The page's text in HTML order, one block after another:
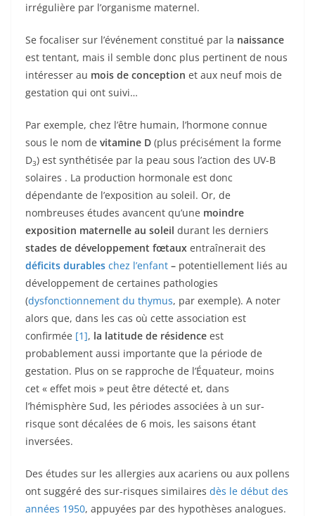
irrégulière par l’organisme maternel.
Se focaliser sur l’événement constitué par la naissance
est tentant, mais il semble donc plus pertinent de nous
intéresser au mois de conception et aux neuf mois de
gestation qui ont suivi…
Par exemple, chez l’être humain, l’hormone connue
sous le nom de vitamine D (plus précisément la forme
D3) est synthétisée par la peau sous l’action des UV-B
solaires . La production hormonale est donc
dépendante de l’exposition au soleil. Or, de
nombreuses études avancent qu’une moindre
exposition maternelle au soleil durant les derniers
stades de développement fœtaux entraînerait des
déficits durables chez l’enfant – potentiellement liés au
développement de certaines pathologies
(dysfonctionnement du thymus, par exemple). A noter
alors que, dans les cas où cette association est
confirmée [1], la latitude de résidence est
probablement aussi importante que la période de
gestation. Plus on se rapproche de l’Équateur, moins
cet « effet mois » peut être détecté et, dans
l’hémisphère Sud, les périodes associées à un sur-
risque sont décalées de 6 mois, les saisons étant
inversées.
Des études sur les allergies aux acariens ou aux pollens
ont suggéré des sur-risques similaires dès le début des
années 1950, appuyées par des hypothèses analogues.